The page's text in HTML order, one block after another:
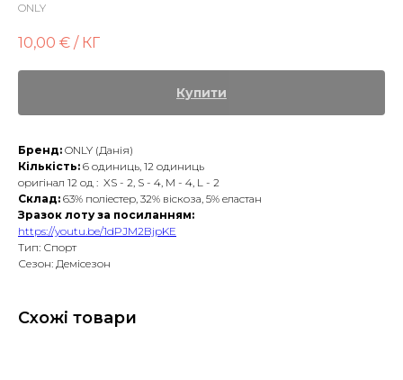
ONLY
10,00 € / КГ
Купити
Бренд: ONLY (Данія)
Кількість: 6 одиниць, 12 одиниць
оригінал 12 од : XS - 2, S - 4, M - 4, L - 2
Склад: 63% поліестер, 32% віскоза, 5% еластан
Зразок лоту за посиланням:
https://youtu.be/1dPJM2BjpKE
Тип: Спорт
Сезон: Демісезон
Схожі товари